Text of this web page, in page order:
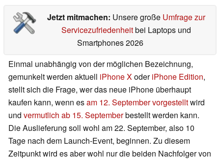
Jetzt mitmachen: Unsere große Umfrage zur
Servicezufriedenheitbei Laptops und
Smartphones 2026
Einmal unabhängig von der möglichen Bezeichnung,
gemunkelt werden aktuell iPhone XoderiPhone Edition,
stellt sich die Frage, wer das neue iPhone überhaupt
kaufen kann, wenn esam 12. September vorgestelltwird
und vermutlich ab 15. Septemberbestellt werden kann.
Die Auslieferung soll wohl am 22. September, also 10
Tage nach dem Launch-Event, beginnen. Zu diesem
Zeitpunkt wird es aber wohl nur die beiden Nachfolger von